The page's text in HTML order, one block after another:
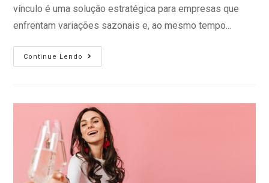
vínculo é uma solução estratégica para empresas que
enfrentam variações sazonais e, ao mesmo tempo...
Continue Lendo